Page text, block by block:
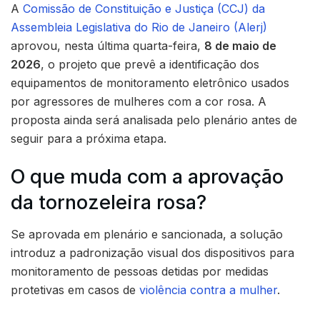
A Comissão de Constituição e Justiça (CCJ) da
Assembleia Legislativa do Rio de Janeiro (Alerj)
aprovou, nesta última quarta-feira, 8 de maio de
2026, o projeto que prevê a identificação dos
equipamentos de monitoramento eletrônico usados
por agressores de mulheres com a cor rosa. A
proposta ainda será analisada pelo plenário antes de
seguir para a próxima etapa.
O que muda com a aprovação
da tornozeleira rosa?
Se aprovada em plenário e sancionada, a solução
introduz a padronização visual dos dispositivos para
monitoramento de pessoas detidas por medidas
protetivas em casos de violência contra a mulher.